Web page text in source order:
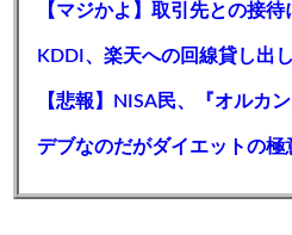
デブなのだがダイエットの極